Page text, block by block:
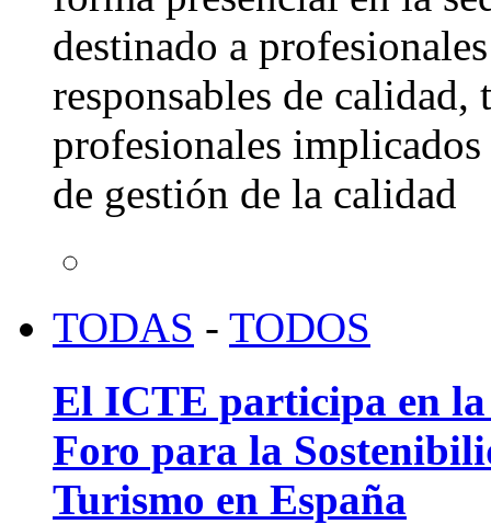
destinado a
responsables de
profesionales
de gestión de la calidad
TODAS - TODOS
El ICTE participa en
Foro para la
Turismo en España